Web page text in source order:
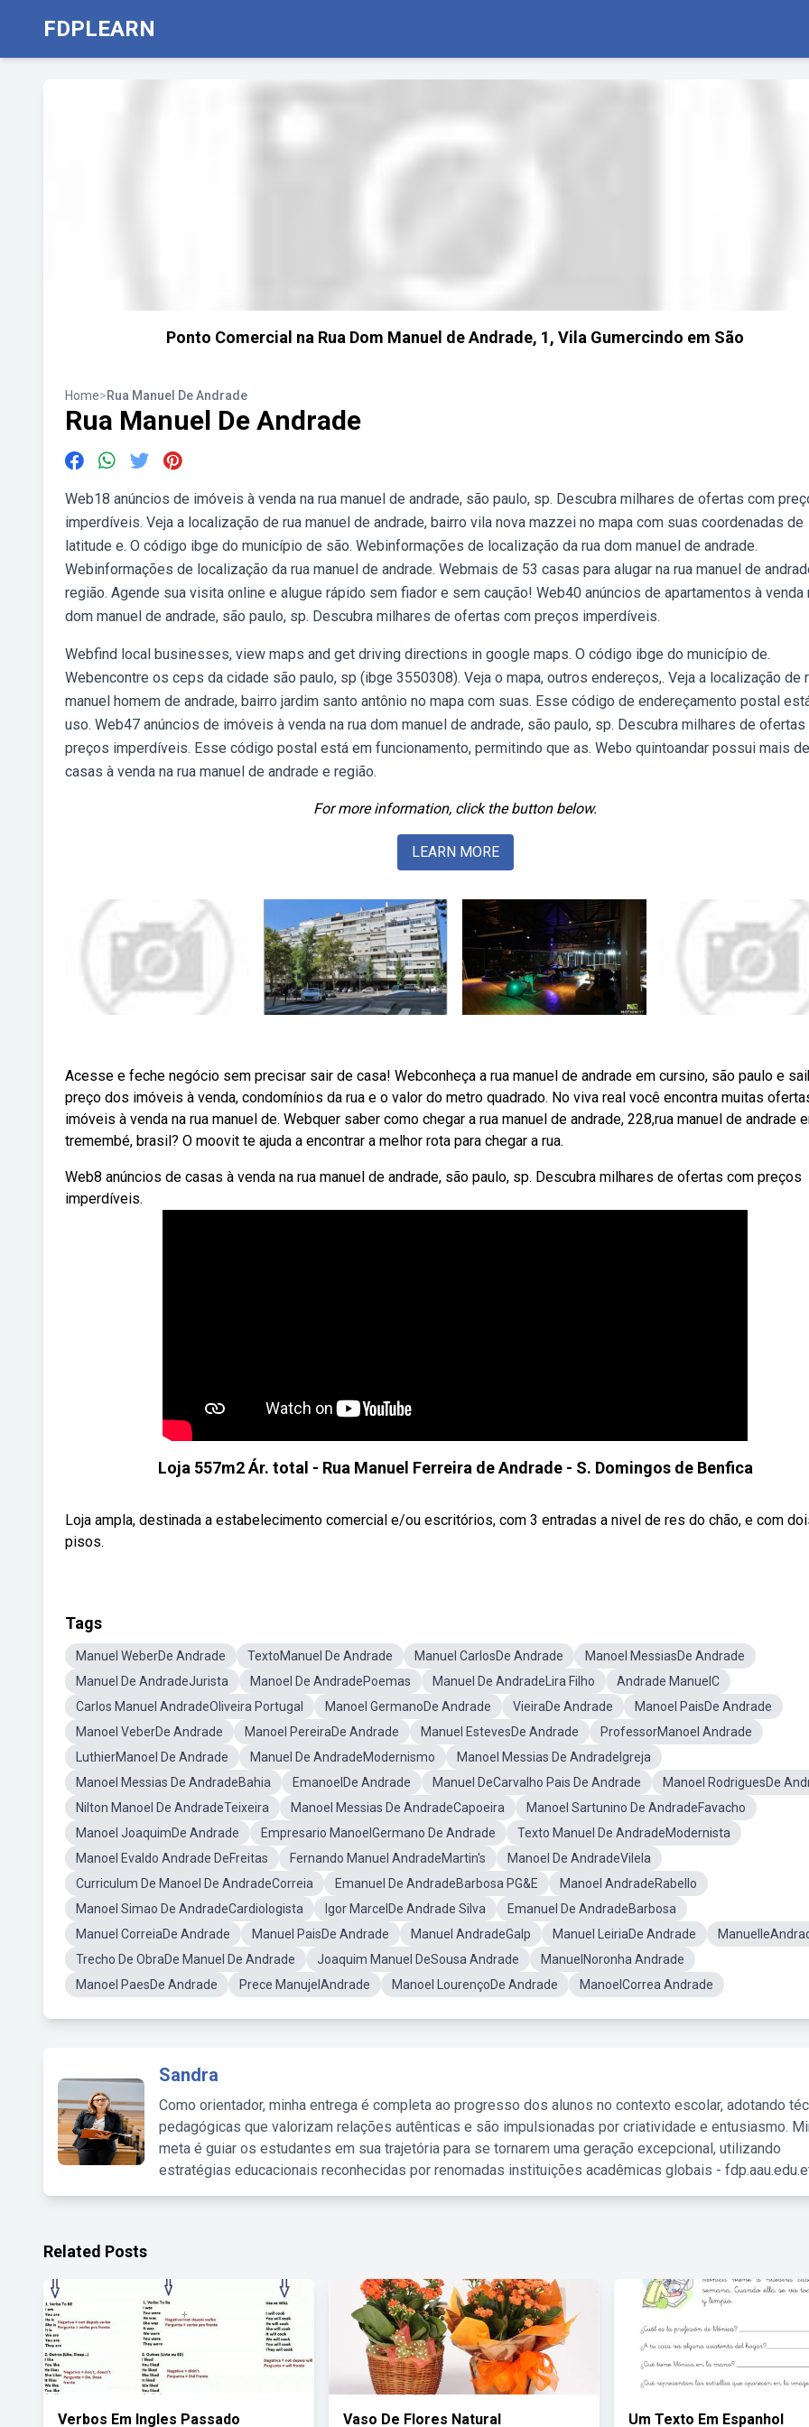
FDPLEARN
Ponto Comercial na Rua Dom Manuel de Andrade, 1, Vila Gumercindo em São
Home>Rua Manuel De Andrade
Rua Manuel De Andrade
Web18 anúncios de imóveis à venda na rua manuel de andrade, são paulo, sp. Descubra milhares de ofertas com
imperdíveis. Veja a localização de rua manuel de andrade, bairro vila nova mazzei no mapa com suas coordenadas de
latitude e. O código ibge do município de são. Webinformações de localização da rua dom manuel de andrade.
Webinformações de localização da rua manuel de andrade. Webmais de 53 casas para alugar na rua manuel de
região. Agende sua visita online e alugue rápido sem fiador e sem caução! Web40 anúncios de apartamentos à venda
dom manuel de andrade, são paulo, sp. Descubra milhares de ofertas com preços imperdíveis.
Webfind local businesses, view maps and get driving directions in google maps. O código ibge do município de.
Webencontre os ceps da cidade são paulo, sp (ibge 3550308). Veja o mapa, outros endereços,. Veja a localização de
manuel homem de andrade, bairro jardim santo antônio no mapa com suas. Esse código de endereçamento postal
uso. Web47 anúncios de imóveis à venda na rua dom manuel de andrade, são paulo, sp. Descubra milhares de
preços imperdíveis. Esse código postal está em funcionamento, permitindo que as. Webo quintoandar possui mais
casas à venda na rua manuel de andrade e região.
For more information, click the button below.
LEARN MORE
Acesse e feche negócio sem precisar sair de casa! Webconheça a rua manuel de andrade em cursino, são paulo e
preço dos imóveis à venda, condomínios da rua e o valor do metro quadrado. No viva real você encontra muitas
imóveis à venda na rua manuel de. Webquer saber como chegar a rua manuel de andrade, 228,rua manuel de andrade
tremembé, brasil? O moovit te ajuda a encontrar a melhor rota para chegar a rua.
Web8 anúncios de casas à venda na rua manuel de andrade, são paulo, sp. Descubra milhares de ofertas com preços
imperdíveis.
Loja 557m2 Ár. total - Rua Manuel Ferreira de Andrade - S. Domingos de Benfica
Loja ampla, destinada a estabelecimento comercial e/ou escritórios, com 3 entradas a nivel de res do chão, e com
pisos.
Tags
Manuel WeberDe Andrade TextoManuel De Andrade Manuel CarlosDe Andrade
Manoel MessiasDe Andrade
Manuel De AndradeJurista
Manoel De AndradePoemas Manuel De AndradeLira Filho
Andrade ManuelC
Carlos Manuel AndradeOliveira Portugal
Manoel GermanoDe Andrade VieiraDe Andrade
Manoel PaisDe Andrade
Manoel VeberDe Andrade
Manoel PereiraDe Andrade Manuel EstevesDe Andrade
ProfessorManoel Andrade
LuthierManoel De Andrade
Manuel De AndradeModernismo
Manoel Messias De AndradeIgreja
Manoel Messias De AndradeBahia
EmanoelDe Andrade Manuel DeCarvalho Pais De Andrade
Manoel RodriguesDe
Nilton Manoel De AndradeTeixeira
Manoel Messias De AndradeCapoeira
Manoel Sartunino De AndradeFavacho
Manoel JoaquimDe Andrade
Empresario ManoelGermano De Andrade
Texto Manuel De AndradeModernista
Manoel Evaldo Andrade DeFreitas
Fernando Manuel AndradeMartin's
Manoel De AndradeVilela
Curriculum De Manoel De AndradeCorreia
Emanuel De AndradeBarbosa PG&E
Manoel AndradeRabello
Manoel Simao De AndradeCardiologista
Igor MarcelDe Andrade Silva
Emanuel De AndradeBarbosa
Manuel CorreiaDe Andrade
Manuel PaisDe Andrade Manuel AndradeGalp Manuel LeiriaDe Andrade
Trecho De ObraDe Manuel De Andrade
Joaquim Manuel DeSousa Andrade
ManuelNoronha Andrade
Manoel PaesDe Andrade
Prece ManujelAndrade Manoel LourençoDe Andrade ManoelCorrea Andrade
Sandra
Como orientador, minha entrega é completa ao progresso dos alunos no contexto escolar, adotando
pedagógicas que valorizam relações autênticas e são impulsionadas por criatividade e entusiasmo.
meta é guiar os estudantes em sua trajetória para se tornarem uma geração excepcional, utilizando
estratégias educacionais reconhecidas por renomadas instituições acadêmicas globais -
Related Posts
Verbos Em Ingles Passado Vaso De Flores Natural Um Texto Em Espanhol